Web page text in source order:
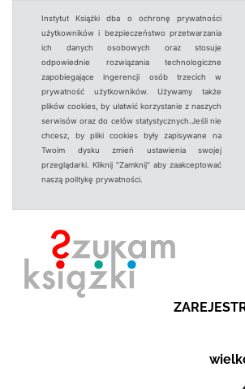
Instytut Książki dba o ochronę prywatności
użytkowników i bezpieczeństwo przetwarzania
ich danych osobowych oraz stosuje
odpowiednie rozwiązania technologiczne
zapobiegające ingerencji osób trzecich w
prywatność użytkowników. Używamy także
plików cookies, by ułatwić korzystanie z naszych
serwisów oraz do celów statystycznych.Jeśli nie
chcesz, by pliki cookies były zapisywane na
Twoim dysku zmień ustawienia swojej
przeglądarki. Kliknij "Zamknij" aby zaakceptować
naszą politykę prywatności.